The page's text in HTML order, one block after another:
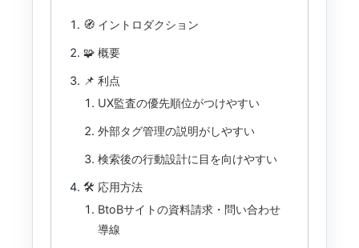
🧭 イントロダクション
🧩 概要
📌 利点
UX監査の優先順位がつけやすい
外部タグ管理の説明がしやすい
検索後の行動設計に目を向けやすい
🛠 応用方法
BtoBサイトの資料請求・問い合わせ
導線